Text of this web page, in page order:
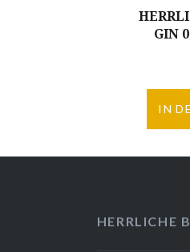
GIN
IN
HERRLICHE